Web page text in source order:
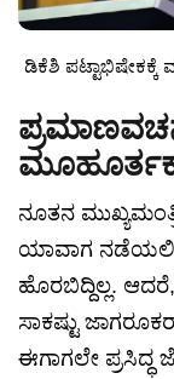
ಡಿಕೆಶಿ ಪಟ್ಟಾಭಿಷೇಕಕ್ಕೆ
ನೂತನ
ಯಾವಾಗ
ಹೊರಬಿದ್ದಿಲ್ಲ.
ಸಾಕಷ್ಟು
ಈಗಾಗಲೇ ಪ್ರಸಿದ್ಧ